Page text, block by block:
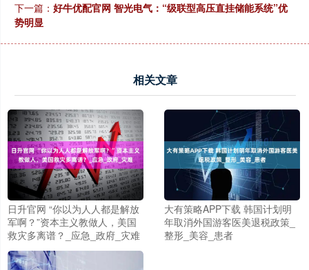
下一篇： 好牛优配官网 智光电气：“级联型高压直挂储能系统”优
势明显
相关文章
日升官网 “你以为人人都是解放
军啊？”资本主义教做人，美国
救灾多离谱？_应急_政府_灾难
大有策略APP下载 韩国计划明
年取消外国游客医美退税政策_
整形_美容_患者